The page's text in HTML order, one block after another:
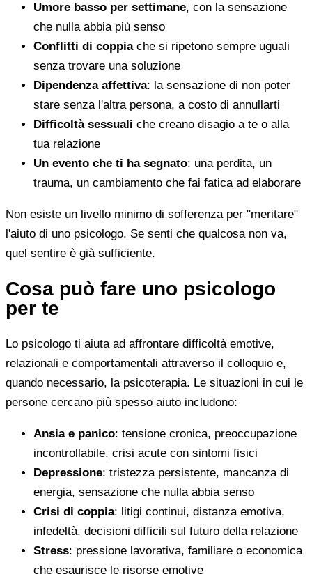
Umore basso per settimane, con la sensazione
che nulla abbia più senso
Conflitti di coppiache si ripetono sempre uguali
senza trovare una soluzione
Dipendenza affettiva: la sensazione di non poter
stare senza l'altra persona, a costo di annullarti
Difficoltà sessuali che creano disagio a te o alla
tua relazione
Un evento che ti ha segnato: una perdita, un
trauma, un cambiamento che fai fatica ad elaborare
Non esiste un livello minimo di sofferenza per "meritare"
l'aiuto di uno psicologo. Se senti che qualcosa non va,
quel sentire è già sufficiente.
Cosa può fare uno psicologo
per te
Lo psicologo ti aiuta ad affrontare difficoltà emotive,
relazionali e comportamentali attraverso il colloquio e,
quando necessario, la psicoterapia. Le situazioni in cui le
persone cercano più spesso aiuto includono:
Ansia e panico: tensione cronica, preoccupazione
incontrollabile, crisi acute con sintomi fisici
Depressione: tristezza persistente, mancanza di
energia, sensazione che nulla abbia senso
Crisi di coppia: litigi continui, distanza emotiva,
infedeltà, decisioni difficili sul futuro della relazione
Stress: pressione lavorativa, familiare o economica
che esaurisce le risorse emotive